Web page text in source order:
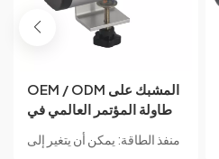
مشبك سطح المكتب OEM /
ODM على شرائط الطاقة
من النوع مع منافذ شاحن
USB مقبس طاقة ذكي /
منفذ الطاقة: يمكن أن يتغير إلى